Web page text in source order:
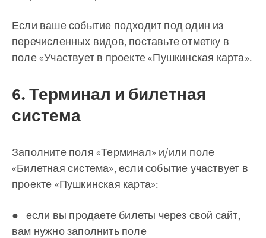
Если ваше событие подходит под один из
перечисленных видов, поставьте отметку в
поле «Участвует в проекте «Пушкинская карта».
6. Терминал и билетная
система
Заполните поля «Терминал» и/или поле
«Билетная система», если событие участвует в
проекте «Пушкинская карта»:
● если вы продаете билеты через свой сайт,
вам нужно заполнить поле